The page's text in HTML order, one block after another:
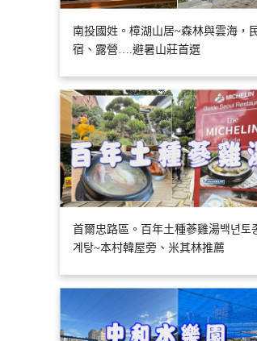
南投國姓。樟湖山居~森林與雲海，
宿、露營….避暑山莊首選
首爾忠路區。百年土種蔘雞湯백년토
계탕~本村韓屋旁、米其林推薦